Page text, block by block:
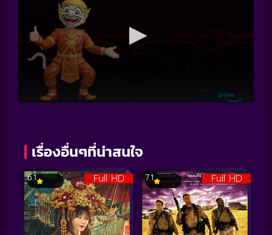
เรื่องอื่นๆที่น่าสนใจ
Full HD
6.1 Full HD
7.1